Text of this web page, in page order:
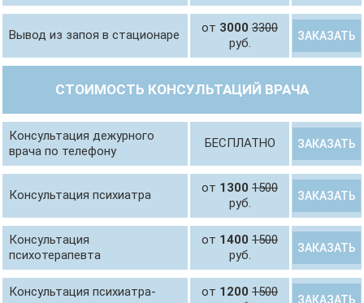
Вывод из запоя в стационаре от 3000 3300
руб.
ЗАКАЗАТЬ
СТОИМОСТЬ КОНСУЛЬТАЦИЙ ВРАЧА
Консультация дежурного
врача по телефону
БЕСПЛАТНО ЗАКАЗАТЬ
Консультация психиатра от 1300 1500
руб.
ЗАКАЗАТЬ
Консультация
психотерапевта
от 1400 1500
руб.
ЗАКАЗАТЬ
Консультация психиатра-
от 1200 1500
ЗАКАЗАТЬ